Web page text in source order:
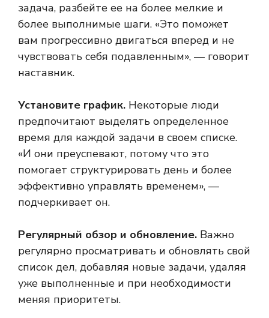
задача, разбейте ее на более мелкие и
более выполнимые шаги. «Это поможет
вам прогрессивно двигаться вперед и не
чувствовать себя подавленным», — говорит
наставник.
Установите график. Некоторые люди
предпочитают выделять определенное
время для каждой задачи в своем списке.
«И они преуспевают, потому что это
помогает структурировать день и более
эффективно управлять временем», —
подчеркивает он.
Регулярный обзор и обновление. Важно
регулярно просматривать и обновлять свой
список дел, добавляя новые задачи, удаляя
уже выполненные и при необходимости
меняя приоритеты.